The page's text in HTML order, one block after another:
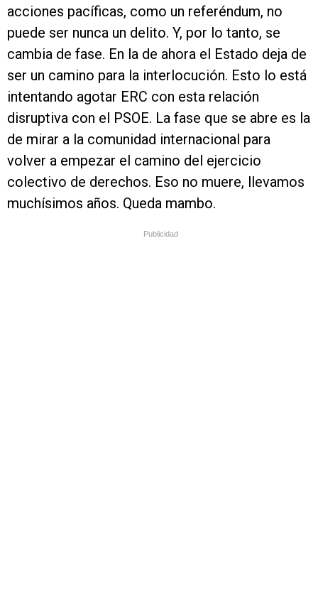
acciones pacíficas, como un referéndum, no
puede ser nunca un delito. Y, por lo tanto, se
cambia de fase. En la de ahora el Estado deja de
ser un camino para la interlocución. Esto lo está
intentando agotar ERC con esta relación
disruptiva con el PSOE. La fase que se abre es la
de mirar a la comunidad internacional para
volver a empezar el camino del ejercicio
colectivo de derechos. Eso no muere, llevamos
muchísimos años. Queda mambo.
Publicidad